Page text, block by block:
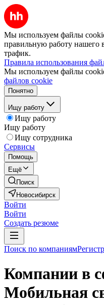
Мы используем файлы
правильную работу нашего
трафик.
Правила использования
Мы используем файлы
файлов cookie
Понятно
Ищу работу
Ищу работу
Ищу работу
Ищу сотрудника
Сервисы
Помощь
Ещё
Поиск
Новосибирск
Войти
Войти
Создать резюме
Поиск по компаниям
Компании в
Мобильная